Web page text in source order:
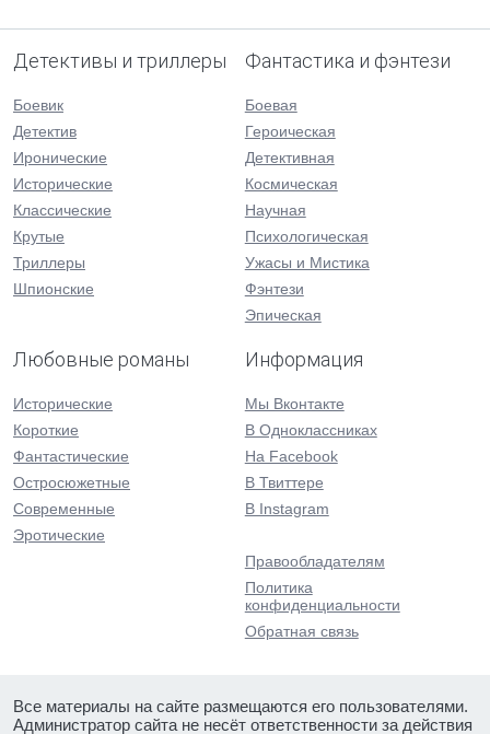
Детективы и триллеры
Боевик
Детектив
Иронические
Исторические
Классические
Крутые
Триллеры
Шпионские
Фантастика и фэнтези
Боевая
Героическая
Детективная
Космическая
Научная
Психологическая
Ужасы и Мистика
Фэнтези
Эпическая
Любовные романы
Исторические
Короткие
Фантастические
Остросюжетные
Современные
Эротические
Информация
Мы Вконтакте
В Одноклассниках
На Facebook
В Твиттере
В Instagram
Правообладателям
Политика
конфиденциальности
Обратная связь
Все материалы на сайте размещаются его пользователями.
Администратор сайта не несёт ответственности за действия